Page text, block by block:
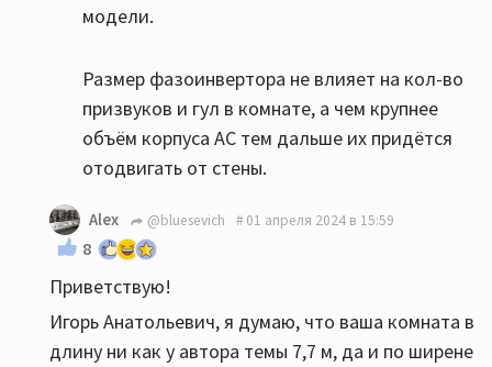
модели.
Размер фазоинвертора не влияет на кол-во
призвуков и гул в комнате, а чем крупнее
объём корпуса АС тем дальше их придётся
отодвигать от стены.
Alex @bluesevich 01 апреля 2024 в 15:59
8
Приветствую!
Игорь Анатольевич, я думаю, что ваша комната в
длину ни как у автора темы 7,7 м, да и по ширене